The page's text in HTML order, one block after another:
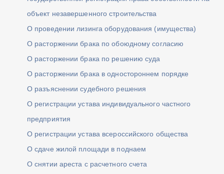
объект незавершенного строительства
О проведении лизинга оборудования (имущества)
О расторжении брака по обоюдному согласию
О расторжении брака по решению суда
О расторжении брака в одностороннем порядке
О разъяснении судебного решения
О регистрации устава индивидуального частного
предприятия
О регистрации устава всероссийского общества
О сдаче жилой площади в поднаем
О снятии ареста с расчетного счета